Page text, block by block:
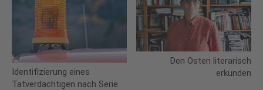
Identifizierung eines
Tatverdächtigen nach Serie
Den Osten literarisch
erkunden